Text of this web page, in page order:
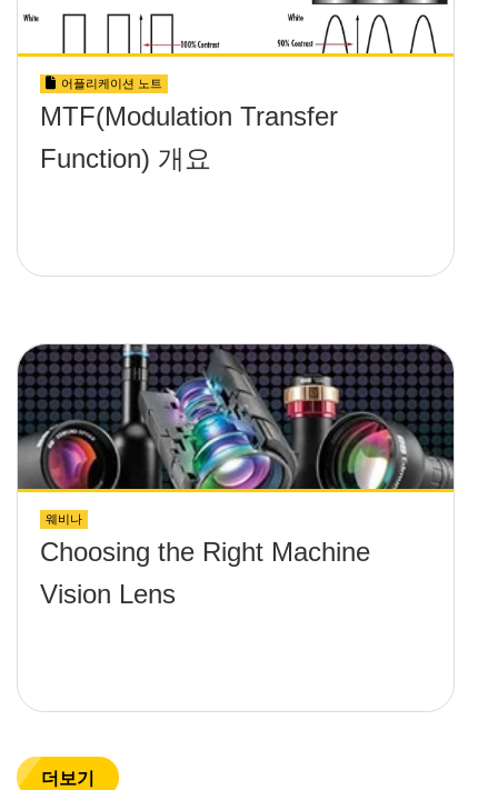
어플리케이션 노트
MTF(Modulation Transfer
Function) 개요
웨비나
Choosing the Right Machine
Vision Lens
더보기